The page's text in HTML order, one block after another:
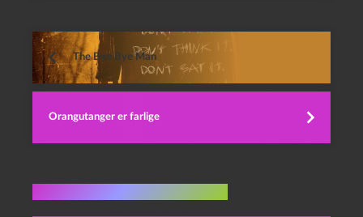
The Bye Bye Man
Orangutanger er farlige